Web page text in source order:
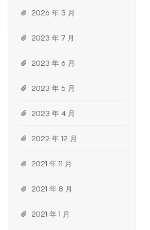
2026 年 3 月
2023 年 7 月
2023 年 6 月
2023 年 5 月
2023 年 4 月
2022 年 12 月
2021 年 11 月
2021 年 8 月
2021 年 1 月